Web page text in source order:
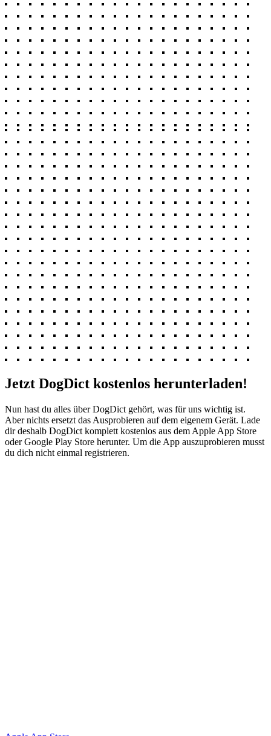
Jetzt DogDict kostenlos herunterladen!
Nun hast du alles über DogDict gehört, was für uns wichtig ist.
Aber nichts ersetzt das Ausprobieren auf dem eigenem Gerät. Lade
dir deshalb DogDict komplett kostenlos aus dem Apple App Store
oder Google Play Store herunter. Um die App auszuprobieren musst
du dich nicht einmal registrieren.